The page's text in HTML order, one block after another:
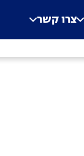
צרו קשר